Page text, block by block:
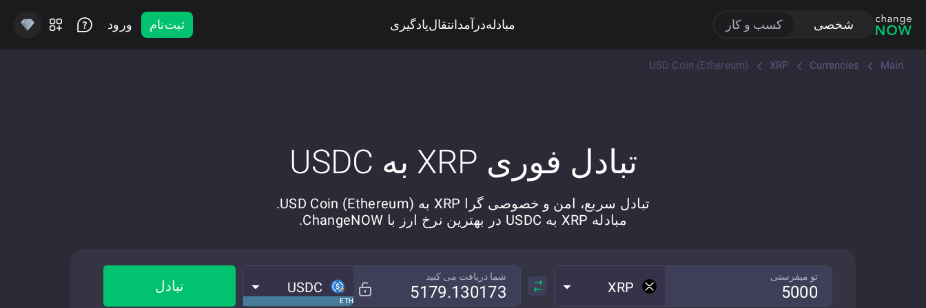
شخصی کسب و کار مبادلهدرآمدانتقالیادگیری ثبت‌نام ورود
Main
Currencies
XRP
USD Coin (Ethereum)
تبادل فوری XRP به USDC
تبادل سریع، امن و خصوصی گرا XRP به USD Coin (Ethereum).
مبادله XRP به USDC در بهترین نرخ ارز با ChangeNOW.
تو میفرستی
XRP
شما دریافت می کنید
ETH
USDC تبادل